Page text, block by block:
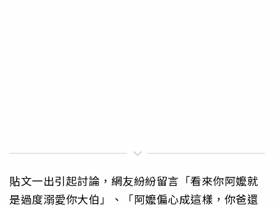
貼文一出引起討論，網友紛紛留言「看來你阿嬤就
是過度溺愛你大伯」、「阿嬤偏心成這樣，你爸還